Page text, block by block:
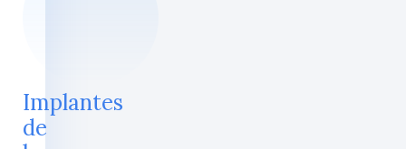
Implantes
de